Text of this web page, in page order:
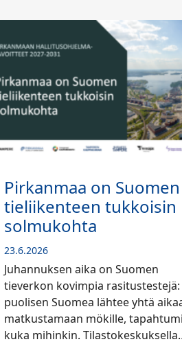
tai
tehtyyn
prosenttia
kun vain noin
vientinsä